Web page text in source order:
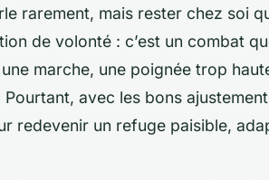
rarement, mais rester chez soi
de volonté : c’est un combat
marche, une poignée trop
avec les bons
redevenir un refuge paisible,